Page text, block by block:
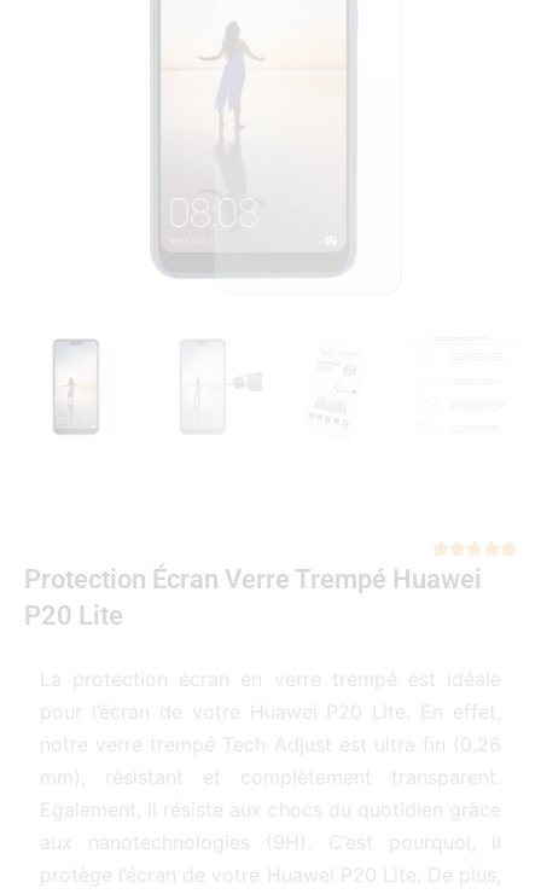

Protection Écran Verre Trempé Huawei
P20 Lite
La protection écran en verre trempé est idéale
pour l’écran de votre Huawei P20 Lite. En effet,
notre verre trempé Tech Adjust est ultra fin (0.26
mm), résistant et complètement transparent.
Egalement, il résiste aux chocs du quotidien grâce
aux nanotechnologies (9H). C’est pourquoi, il
protège l’écran de votre Huawei P20 Lite. De plus,